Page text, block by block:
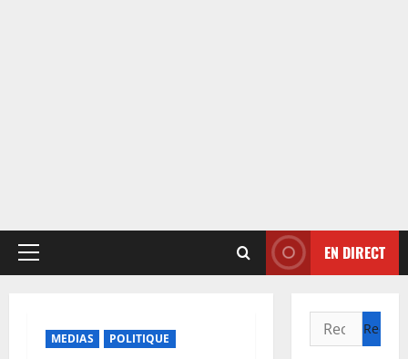
Menu
EN DIRECT
MEDIAS POLITIQUE
Rechercher :